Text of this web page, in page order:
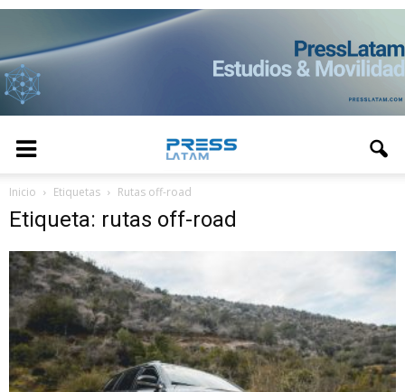
Inicio Etiquetas Rutas off-road
Etiqueta: rutas off-road